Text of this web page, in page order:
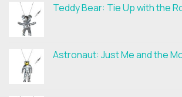
Teddy Bear: Tie Up with the
Astronaut: Just Me and the